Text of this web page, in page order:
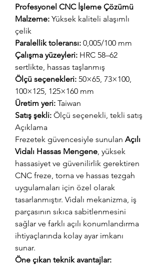
Profesyonel CNC İşleme Çözümü
Malzeme: Yüksek kaliteli alaşımlı
çelik
Paralellik toleransı: 0,005/100 mm
Çalışma yüzeyleri: HRC 58–62
sertlikte, hassas taşlanmış
Ölçü seçenekleri: 50×65, 73×100,
100×125, 125×160 mm
Üretim yeri: Taiwan
Satış şekli: Ölçü seçenekli, tekli satış
Açıklama
Frezetek güvencesiyle sunulan Açılı
Vidalı Hassas Mengene , yüksek
hassasiyet ve güvenilirlik gerektiren
CNC freze, torna ve hassas tezgah
uygulamaları için özel olarak
tasarlanmıştır. Vidalı mekanizma, iş
parçasının sıkıca sabitlenmesini
sağlar ve farklı açılı konumlandırma
ihtiyaçlarında kolay ayar imkanı
sunar.
Öne çıkan teknik avantajlar: